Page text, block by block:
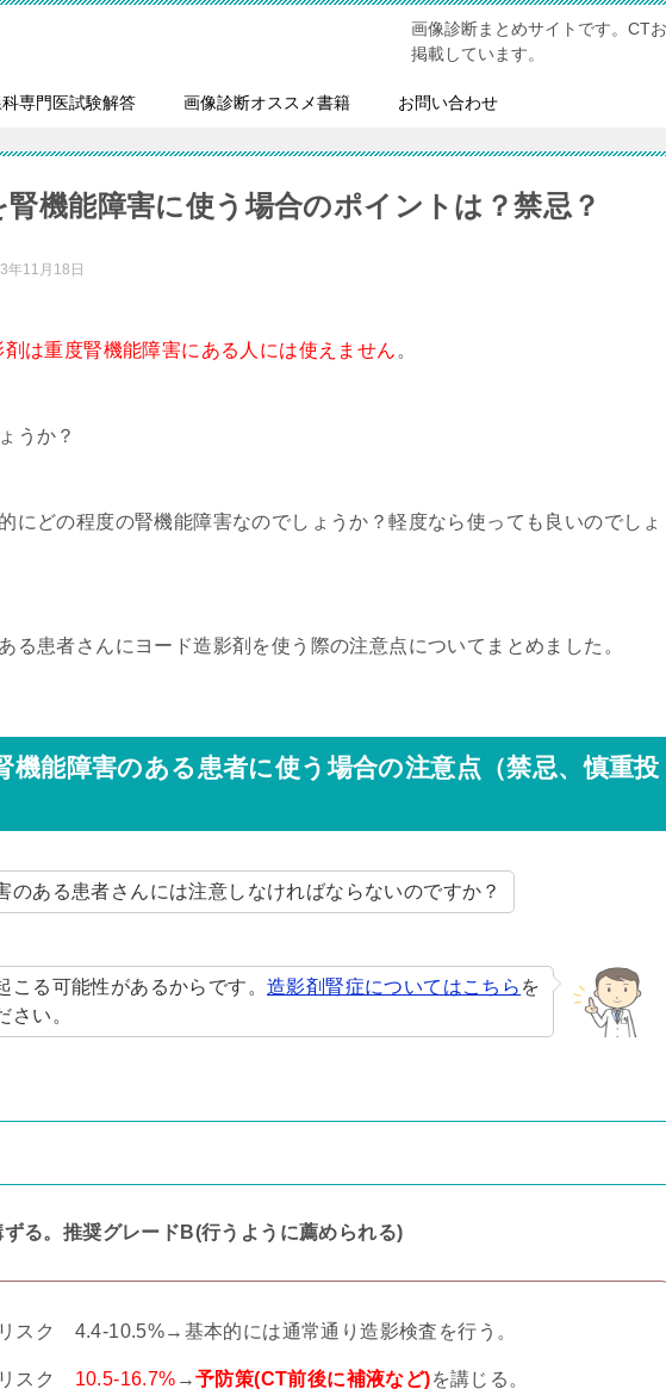
画像診断まとめサイトです。CT
掲載しています。
専門医試験解答 画像診断オススメ書籍 お問い合わせ
機能障害に使う場合のポイントは？禁忌？
年11月18日
剤は重度腎機能障害にある人には使えません 。
うか？
にどの程度の腎機能障害なのでしょうか？軽度なら使っても良いのでしょ
る患者さんにヨード造影剤を使う際の注意点についてまとめました。
機能障害のある患者に使う場合の注意点（禁忌、慎重投
のある患者さんには注意しなければならないのですか？
こる可能性があるからです。 造影剤腎症についてはこちら を
さい。
る。推奨グレードB(行うように薦められる)
スク 4.4-10.5%→基本的には通常通り造影検査を行う。
スク 10.5-16.7% →予防策(CT前後に補液など)を講じる。